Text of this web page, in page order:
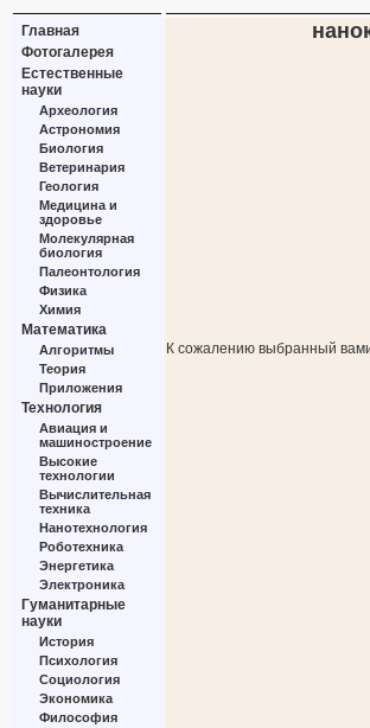
Главная
Фотогалерея
Естественные
науки
Археология
Астрономия
Биология
Ветеринария
Геология
Медицина и
здоровье
Молекулярная
биология
Палеонтология
Физика
Химия
Математика
Алгоритмы
Теория
Приложения
Технология
Авиация и
машиностроение
Высокие
технологии
Вычислительная
техника
Нанотехнология
Роботехника
Энергетика
Электроника
Гуманитарные
науки
История
Психология
Социология
Экономика
Философия
К сожалению выбранный